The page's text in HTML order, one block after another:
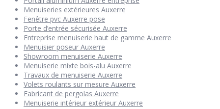
Menuiseries extérieures Auxerre
Fenêtre pvc Auxerre pose
Porte d’entrée sécurisée Auxerre
Entreprise menuiserie haut de gamme Auxerre
Menuisier poseur Auxerre
Showroom menuiserie Auxerre
Menuiserie mixte bois-alu Auxerre
Travaux de menuiserie Auxerre
Volets roulants sur mesure Auxerre
Fabricant de pergolas Auxerre
Menuiserie intérieur extérieur Auxerre